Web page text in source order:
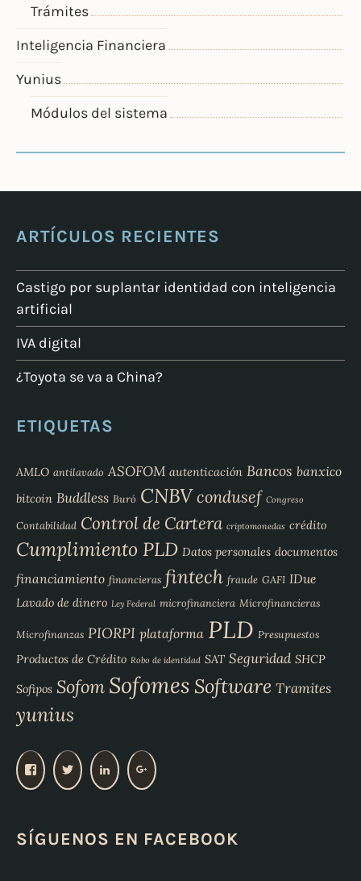
Trámites
Inteligencia Financiera
Yunius
Módulos del sistema
ARTÍCULOS RECIENTES
Castigo por suplantar identidad con inteligencia
artificial
IVA digital
¿Toyota se va a China?
ETIQUETAS
AMLO antilavado ASOFOM autenticación Bancos banxico
bitcoin Buddless Buró CNBVcondusef Congreso
Contabilidad Control de Cartera criptomonedas crédito
Cumplimiento PLD Datos personales documentos
financiamiento financieras fintech fraude GAFI IDue
Lavado de dinero Ley Federal microfinanciera Microfinancieras
Microfinanzas PIORPI plataforma PLD Presupuestos
Productos de Crédito Robo de identidad SAT Seguridad SHCP
Sofipos Sofom Sofomes Software Tramites
yunius
V
p
V
e
V
e
V
SÍGUENOS EN FACEBOOK